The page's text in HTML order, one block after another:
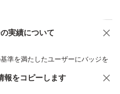
実績について
準を満たしたユーザーにバッジを
商品への質問
報をコピーします
ススメ